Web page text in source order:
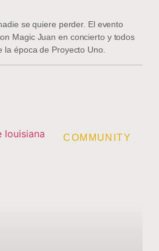
se quiere perder. El evento
Magic Juan en concierto y todos
época de Proyecto Uno.
COMMUNITY